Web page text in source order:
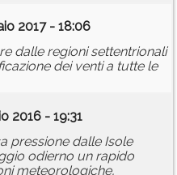
2017 - 18:06
dalle regioni settentrionali
dei venti a tutte le
2016 - 19:31
pressione dalle Isole
odierno un rapido
meteorologiche,